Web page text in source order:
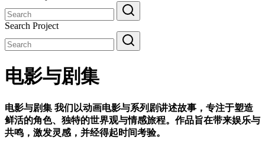
for:
Search Project
for:
电影与剧集
电影与剧集 我们以动画电影与系列剧讲述故事，专注于塑造
鲜活的角色、独特的世界观与情感旅程。作品旨在带来娱乐与
共鸣，激发灵感，并经得起时间考验。